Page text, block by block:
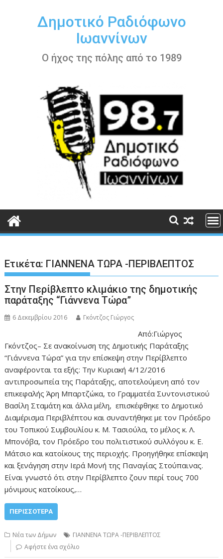
περιεχόμενοΔημοτικό Ραδιόφωνο
Ιωαννίνων
Ο ήχος της πόλης από το 1989
Ετικέτα: ΓΙΑΝΝΕΝΑ ΤΩΡΑ -ΠΕΡΙΒΛΕΠΤΟΣ
Στην Περίβλεπτο κλιμάκιο της δημοτικής
παράταξης “Γιάννενα Τώρα”
6 Δεκεμβρίου 2016 Γκόντζος Γιώργος
Από:Γιώργος
Γκόντζος– Σε ανακοίνωση της Δημοτικής Παράταξης
“Γιάννενα Τώρα” για την επίσκεψη στην Περίβλεπτο
αναφέρονται τα εξής: Την Κυριακή 4/12/2016
αντιπροσωπεία της Παράταξης, αποτελούμενη από τον
επικεφαλής Άρη Μπαρτζώκα, το Γραμματέα Συντονιστικού
Βασίλη Σταμάτη και άλλα μέλη, επισκέφθηκε το Δημοτικό
Διαμέρισμα Περιβλέπτου και συναντήθηκε με τον Πρόεδρο
του Τοπικού Συμβουλίου κ. Μ. Τασιούλα, το μέλος κ. Λ.
Μπονόβα, τον Πρόεδρο του πολιτιστικού συλλόγου κ. Ε.
Μάτσιο και κατοίκους της περιοχής. Προηγήθηκε επίσκεψη
και ξενάγηση στην Ιερά Μονή της Παναγίας Στούπαινας.
Είναι γνωστό ότι στην Περίβλεπτο ζουν περί τους 700
μόνιμους κατοίκους,…
ΠΕΡΙΣΣΌΤΕΡΑ
Νέα των Δήμων
ΓΙΑΝΝΕΝΑ ΤΩΡΑ -ΠΕΡΙΒΛΕΠΤΟΣ
Αφήστε ένα σχόλιο